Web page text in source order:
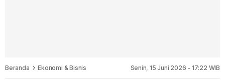
Beranda Ekonomi & Bisnis Senin, 15 Juni 2026 - 17:22 WIB